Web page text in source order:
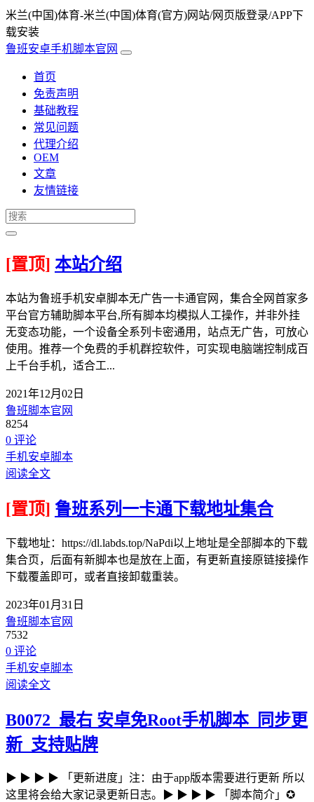
米兰(中国)体育-米兰(中国)体育(官方)网站/网页版登录/APP下
载安装
鲁班安卓手机脚本官网
首页
免责声明
基础教程
常见问题
代理介绍
OEM
文章
友情链接
[置顶] 本站介绍
本站为鲁班手机安卓脚本无广告一卡通官网，集合全网首家多
平台官方辅助脚本平台,所有脚本均模拟人工操作，并非外挂
无变态功能，一个设备全系列卡密通用，站点无广告，可放心
使用。推荐一个免费的手机群控软件，可实现电脑端控制成百
上千台手机，适合工...
2021年12月02日
鲁班脚本官网
8254
0 评论
手机安卓脚本
阅读全文
[置顶] 鲁班系列一卡通下载地址集合
下载地址：https://dl.labds.top/NaPdi以上地址是全部脚本的下载
集合页，后面有新脚本也是放在上面，有更新直接原链接操作
下载覆盖即可，或者直接卸载重装。
2023年01月31日
鲁班脚本官网
7532
0 评论
手机安卓脚本
阅读全文
B0072_最右 安卓免Root手机脚本_同步更
新_支持贴牌
▶ ▶ ▶ ▶ 「更新进度」注：由于app版本需要进行更新 所以
这里将会给大家记录更新日志。▶ ▶ ▶ ▶ 「脚本简介」✪